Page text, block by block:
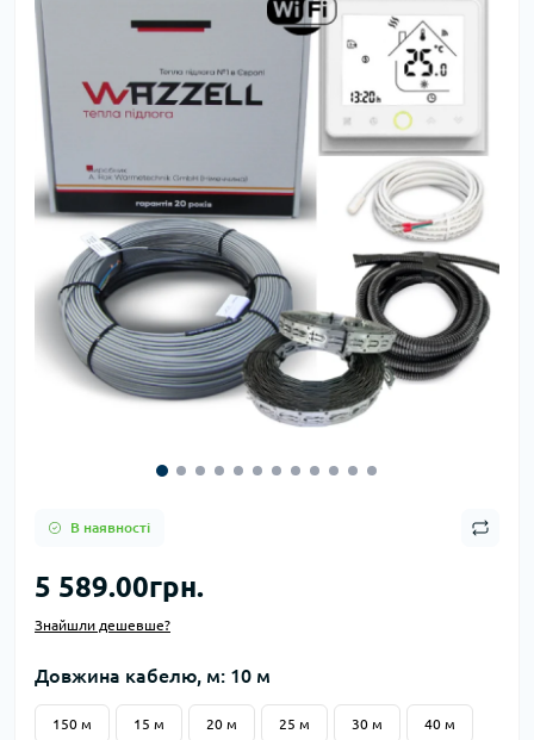
В наявності
5 589.00грн.
Знайшли дешевше?
Довжина кабелю, м: 10 м
150 м 15 м 20 м 25 м 30 м 40 м